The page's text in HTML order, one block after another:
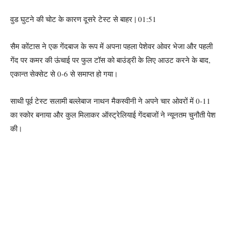
वुड घुटने की चोट के कारण दूसरे टेस्ट से बाहर | 01:51
सैम कोंटास ने एक गेंदबाज के रूप में अपना पहला पेशेवर ओवर भेजा और पहली
गेंद पर कमर की ऊंचाई पर फुल टॉस को बाउंड्री के लिए आउट करने के बाद,
एकान्त सेक्सेट से 0-6 से समाप्त हो गया।
साथी पूर्व टेस्ट सलामी बल्लेबाज नाथन मैकस्वीनी ने अपने चार ओवरों में 0-11
का स्कोर बनाया और कुल मिलाकर ऑस्ट्रेलियाई गेंदबाजों ने न्यूनतम चुनौती पेश
की।